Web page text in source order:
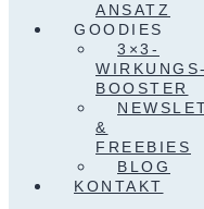
ANSATZ
GOODIES
3×3-
WIRKUNGS-
BOOSTER
&
FREEBIES
BLOG
KONTAKT